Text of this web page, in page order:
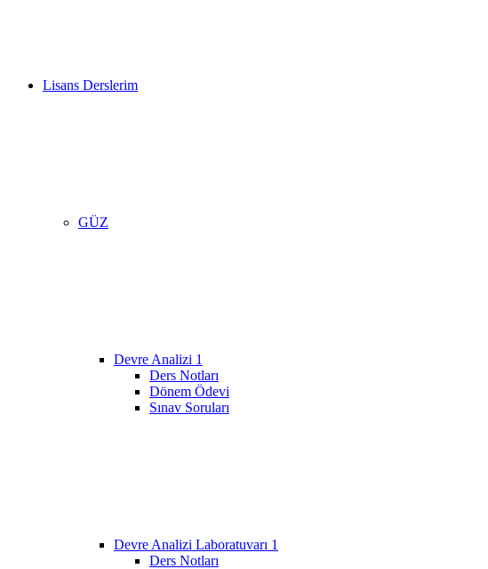
Lisans Derslerim
GÜZ
Devre Analizi 1
Ders Notları
Dönem Ödevi
Sınav Soruları
Devre Analizi Laboratuvarı 1
Ders Notları